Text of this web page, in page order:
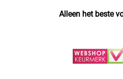
Alleen het beste